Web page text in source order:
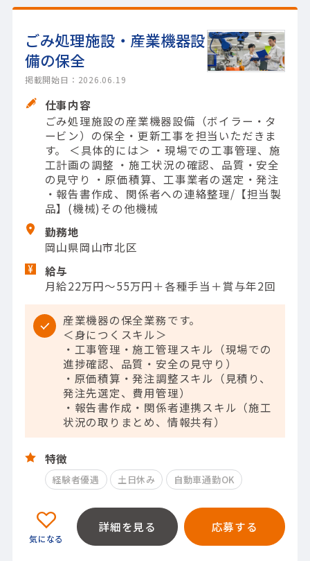
ごみ処理施設・産業機器設
備の保全
掲載開始日：2026.06.19
仕事内容
ごみ処理施設の産業機器設備（ボイラー・タ
ービン）の保全・更新工事を担当いただきま
す。 ＜具体的には＞ ・現場での工事管理、施
工計画の調整 ・施工状況の確認、品質・安全
の見守り ・原価積算、工事業者の選定・発注
・報告書作成、関係者への連絡整理/【担当製
品】(機械)その他機械
勤務地
岡山県岡山市北区
給与
月給22万円～55万円＋各種手当＋賞与年2回
産業機器の保全業務です。
＜身につくスキル＞
・工事管理・施工管理スキル（現場での
進捗確認、品質・安全の見守り）
・原価積算・発注調整スキル（見積り、
発注先選定、費用管理）
・報告書作成・関係者連携スキル（施工
状況の取りまとめ、情報共有）
特徴
経験者優遇 土日休み 自動車通勤OK
詳細を見る 応募する